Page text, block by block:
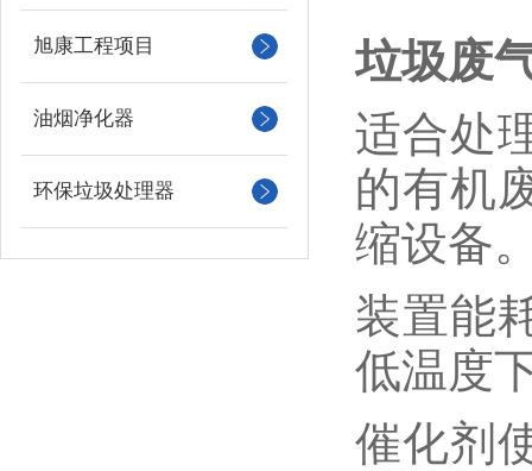
旭康工程项目
油烟净化器
环保垃圾处理器
垃圾废
适合处
的有机
缩设备
装置能
低温度
催化剂